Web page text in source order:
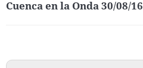
Cuenca en la Onda 30/08/16